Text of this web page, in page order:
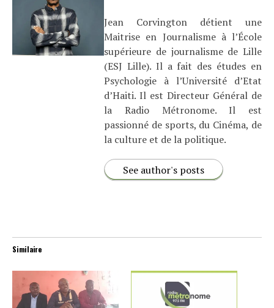
Jean Corvington détient une
Maitrise en Journalisme à l’École
supérieure de journalisme de Lille
(ESJ Lille). Il a fait des études en
Psychologie à l’Université d’Etat
d’Haiti. Il est Directeur Général de
la Radio Métronome. Il est
passionné de sports, du Cinéma, de
la culture et de la politique.
See author's posts
Similaire